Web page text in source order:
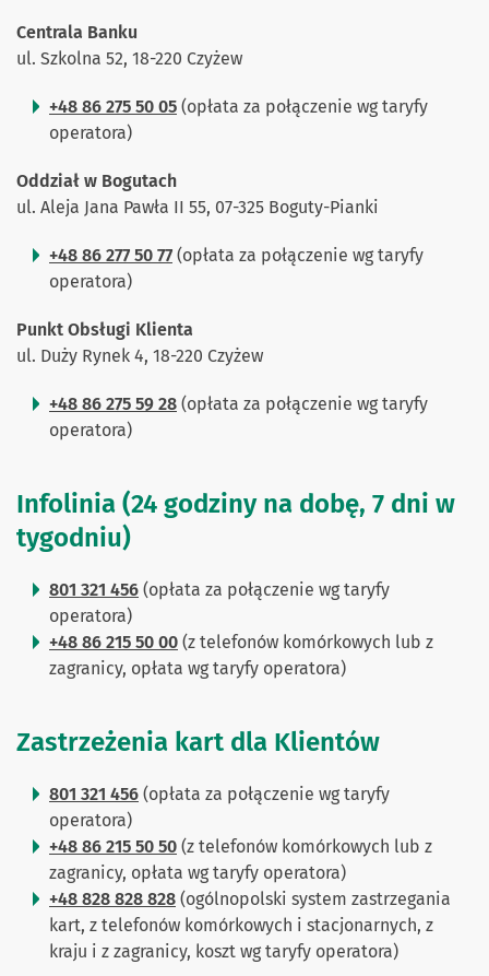
Centrala Banku
ul. Szkolna 52, 18-220 Czyżew
+48 86 275 50 05 (opłata za połączenie wg taryfy
operatora)
Oddział w Bogutach
ul. Aleja Jana Pawła II 55, 07-325 Boguty-Pianki
+48 86 277 50 77 (opłata za połączenie wg taryfy
operatora)
Punkt Obsługi Klienta
ul. Duży Rynek 4, 18-220 Czyżew
+48 86 275 59 28 (opłata za połączenie wg taryfy
operatora)
Infolinia (24 godziny na dobę, 7 dni w
tygodniu)
801 321 456 (opłata za połączenie wg taryfy
operatora)
+48 86 215 50 00 (z telefonów komórkowych lub z
zagranicy, opłata wg taryfy operatora)
Zastrzeżenia kart dla Klientów
801 321 456 (opłata za połączenie wg taryfy
operatora)
+48 86 215 50 50 (z telefonów komórkowych lub z
zagranicy, opłata wg taryfy operatora)
+48 828 828 828 (ogólnopolski system zastrzegania
kart, z telefonów komórkowych i stacjonarnych, z
kraju i z zagranicy, koszt wg taryfy operatora)